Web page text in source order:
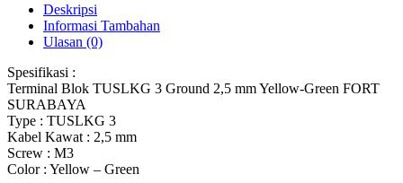
Deskripsi
Informasi Tambahan
Ulasan (0)
Spesifikasi :
Terminal Blok TUSLKG 3 Ground 2,5 mm Yellow-Green FORT
SURABAYA
Type : TUSLKG 3
Kabel Kawat : 2,5 mm
Screw : M3
Color : Yellow – Green